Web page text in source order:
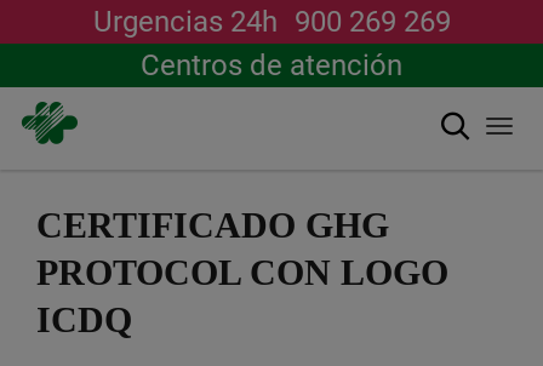
contenido
Urgencias 24h 900 269 269
Centros de atención
Buscar
CERTIFICADO GHG
PROTOCOL CON LOGO
ICDQ